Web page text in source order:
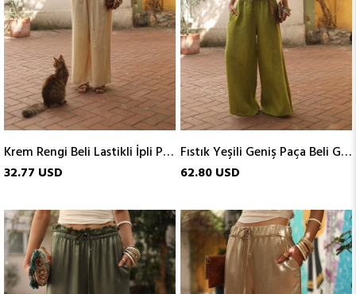
Krem Rengi Beli Lastikli İpli Pantolon
32.77 USD
Fıstık Yeşili Geniş Paça Beli Gipeli Keten Pantolon
62.80 USD